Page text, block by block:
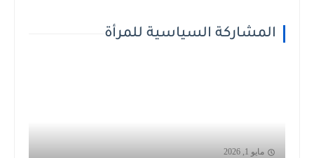
المشاركة السياسية للمرأة
مايو 1, 2026